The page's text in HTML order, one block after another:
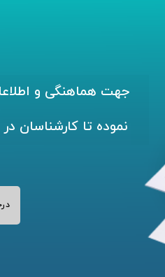
جهت هماهنگی و
نموده تا کارشناسان